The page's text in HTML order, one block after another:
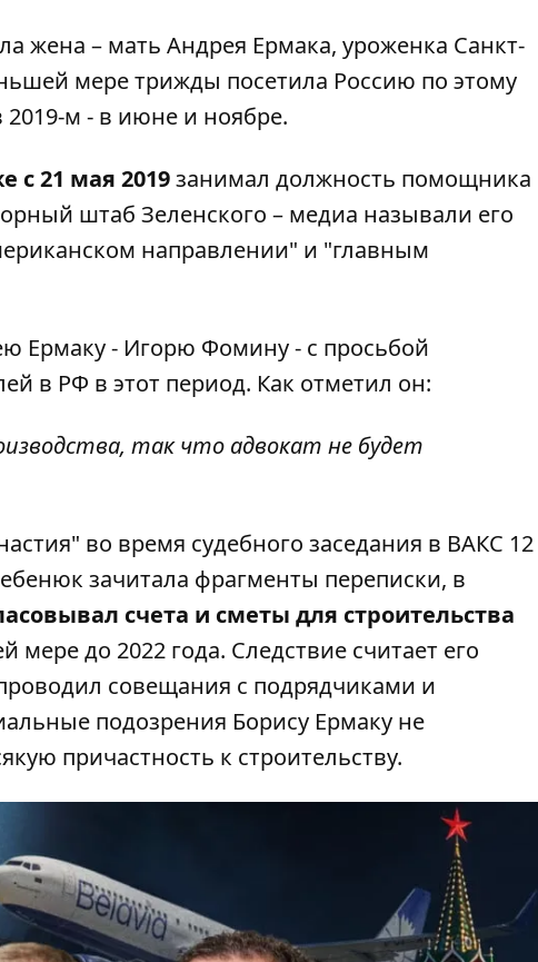
жена – мать Андрея Ермака, уроженка Санкт-
мере трижды посетила Россию по этому
м - в июне и ноябре.
с 21 мая 2019занимал должность помощника
штаб Зеленского – медиа называли его
направлении" и "главным
Ермаку - Игорю Фомину - с просьбой
в РФ в этот период. Как отметил он:
так что адвокат не будет
во время судебного заседания в ВАКС 12
зачитала фрагменты переписки, в
счета и сметы для строительства
мере до 2022 года. Следствие считает его
совещания с подрядчиками и
подозрения Борису Ермаку не
причастность к строительству.